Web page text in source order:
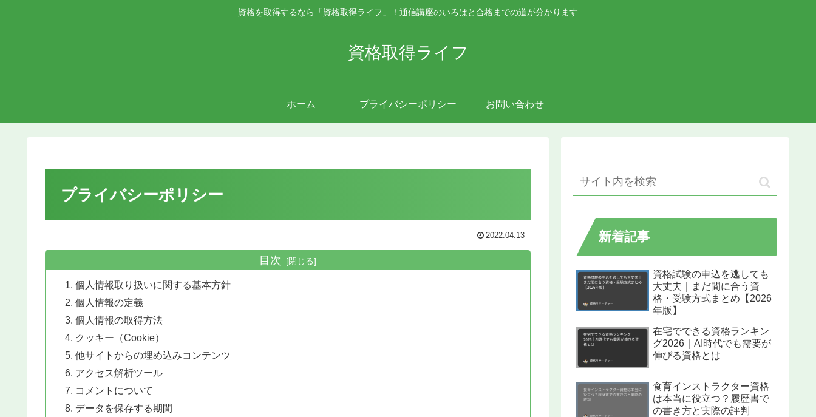
資格を取得するなら「資格取得ライフ」！通信講座のいろはと合格までの道が分かります
資格取得ライフ
ホーム プライバシーポリシー お問い合わせ
プライバシーポリシー
2022.04.13
目次
個人情報取り扱いに関する基本方針
個人情報の定義
個人情報の取得方法
クッキー（Cookie）
他サイトからの埋め込みコンテンツ
アクセス解析ツール
コメントについて
データを保存する期間
新着記事
資格試験の申込を逃しても
大丈夫｜まだ間に合う資
格・受験方式まとめ【2026
年版】
在宅でできる資格ランキン
グ2026｜AI時代でも需要が
伸びる資格とは
食育インストラクター資格
は本当に役立つ？履歴書で
の書き方と実際の評判